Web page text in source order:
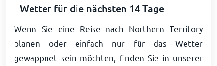
Wetter für die nächsten 14 Tage
Wenn Sie eine Reise nach Northern Territory
planen oder einfach nur für das Wetter
gewappnet sein möchten, finden Sie in unserer